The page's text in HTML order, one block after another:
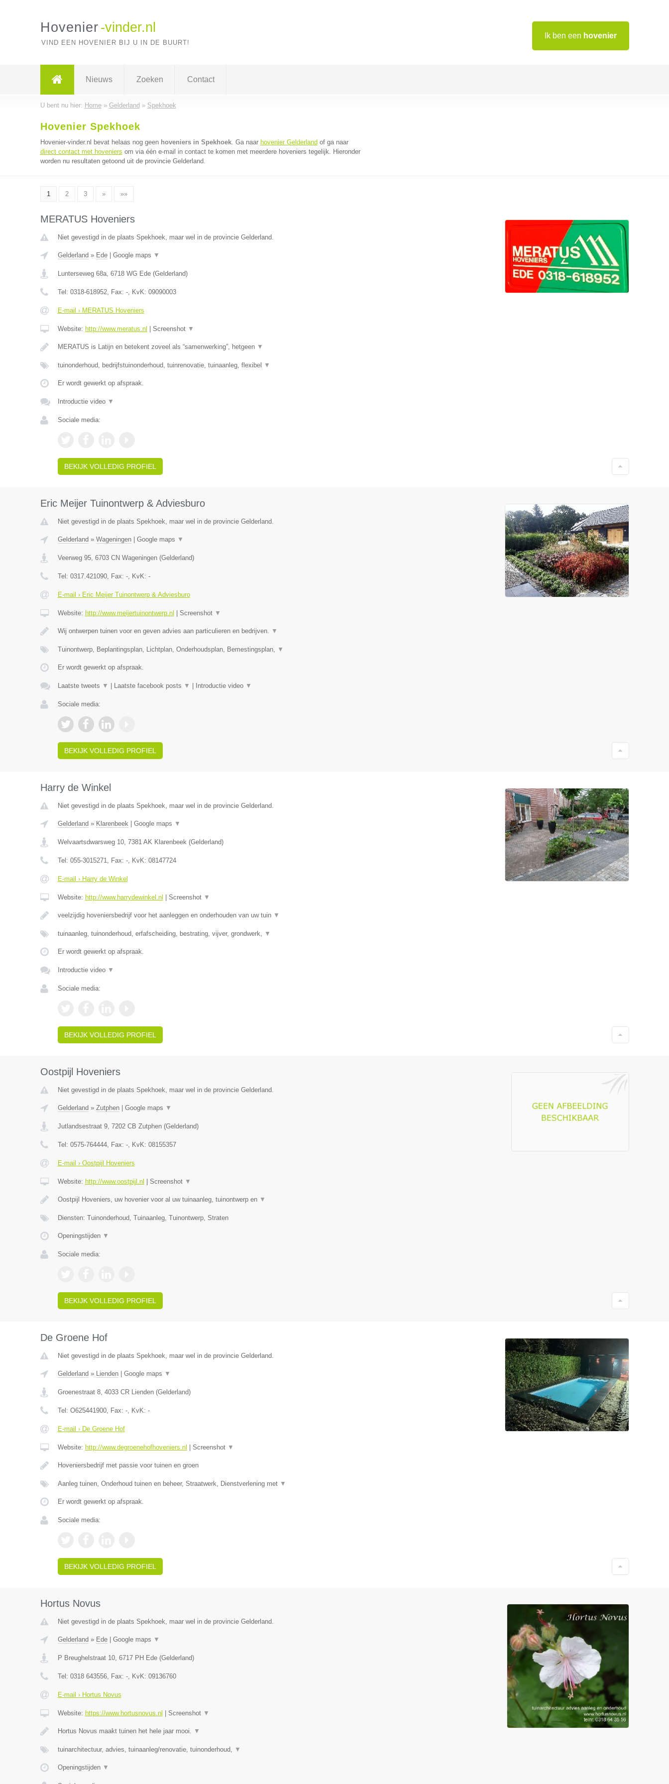
Ik ben een hovenier
Hovenier -vinder.nl
VIND EEN HOVENIER BIJ U IN DE BUURT!
Nieuws Zoeken Contact
U bent nu hier: Home» Gelderland » Spekhoek
Hovenier Spekhoek
Hovenier-vinder.nl bevat helaas nog geen hoveniers in Spekhoek. Ga naar hovenier Gelderland of ga naar
direct contact met hoveniers om via één e-mail in contact te komen met meerdere hoveniers tegelijk. Hieronder
worden nu resultaten getoond uit de provincie Gelderland.
1 2 3 » »»
MERATUS Hoveniers
Niet gevestigd in de plaats Spekhoek, maar wel in de provincie Gelderland.
Gelderland » Ede| Google maps ▼
Lunterseweg 68a, 6718 WG Ede(Gelderland)
Tel: 0318-618952, Fax: -, KvK: 09090003
E-mail › MERATUS Hoveniers
Website: http://www.meratus.nl Screenshot ▼
MERATUS is Latijn en betekent zoveel als “samenwerking”, hetgeen ▼
tuinonderhoud, bedrijfstuinonderhoud, tuinrenovatie, tuinaanleg, flexibel ▼
Er wordt gewerkt op afspraak.
Introductie video ▼
Sociale media:
BEKIJK VOLLEDIG PROFIEL
Eric Meijer Tuinontwerp & Adviesburo
Niet gevestigd in de plaats Spekhoek, maar wel in de provincie Gelderland.
Gelderland » Wageningen| Google maps ▼
Veerweg 95, 6703 CN Wageningen(Gelderland)
Tel: 0317.421090, Fax: -, KvK: -
E-mail › Eric Meijer Tuinontwerp & Adviesburo
Website: http://www.meijertuinontwerp.nl Screenshot ▼
Wij ontwerpen tuinen voor en geven advies aan particulieren en bedrijven. ▼
Tuinontwerp, Beplantingsplan, Lichtplan, Onderhoudsplan, Bemestingsplan, ▼
Er wordt gewerkt op afspraak.
Laatste tweets ▼ Laatste facebook posts ▼ Introductie video ▼
Sociale media:
BEKIJK VOLLEDIG PROFIEL
Harry de Winkel
Niet gevestigd in de plaats Spekhoek, maar wel in de provincie Gelderland.
Gelderland » Klarenbeek| Google maps ▼
Welvaartsdwarsweg 10, 7381 AK Klarenbeek(Gelderland)
Tel: 055-3015271, Fax: -, KvK: 08147724
E-mail › Harry de Winkel
Website: http://www.harrydewinkel.nl Screenshot ▼
veelzijdig hoveniersbedrijf voor het aanleggen en onderhouden van uw tuin ▼
tuinaanleg, tuinonderhoud, erfafscheiding, bestrating, vijver, grondwerk, ▼
Er wordt gewerkt op afspraak.
Introductie video ▼
Sociale media:
BEKIJK VOLLEDIG PROFIEL
Oostpijl Hoveniers
Niet gevestigd in de plaats Spekhoek, maar wel in de provincie Gelderland.
Gelderland » Zutphen| Google maps ▼
Jutlandsestraat 9, 7202 CB Zutphen(Gelderland)
Tel: 0575-764444, Fax: -, KvK: 08155357
E-mail › Oostpijl Hoveniers
Website: http://www.oostpijl.nl Screenshot ▼
Oostpijl Hoveniers, uw hovenier voor al uw tuinaanleg, tuinontwerp en ▼
Diensten: Tuinonderhoud, Tuinaanleg, Tuinontwerp, Straten
Openingstijden ▼
Sociale media:
BEKIJK VOLLEDIG PROFIEL
De Groene Hof
Niet gevestigd in de plaats Spekhoek, maar wel in de provincie Gelderland.
Gelderland » Lienden| Google maps ▼
Groenestraat 8, 4033 CR Lienden(Gelderland)
Tel: O625441900, Fax: -, KvK: -
E-mail › De Groene Hof
Website: http://www.degroenehofhoveniers.nl Screenshot ▼
Hoveniersbedrijf met passie voor tuinen en groen
Aanleg tuinen, Onderhoud tuinen en beheer, Straatwerk, Dienstverlening met ▼
Er wordt gewerkt op afspraak.
Sociale media:
BEKIJK VOLLEDIG PROFIEL
Hortus Novus
Niet gevestigd in de plaats Spekhoek, maar wel in de provincie Gelderland.
Gelderland » Ede| Google maps ▼
P Breughelstraat 10, 6717 PH Ede(Gelderland)
Tel: 0318 643556, Fax: -, KvK: 09136760
E-mail › Hortus Novus
Website: https://www.hortusnovus.nl Screenshot ▼
Hortus Novus maakt tuinen het hele jaar mooi. ▼
tuinarchitectuur, advies, tuinaanleg/renovatie, tuinonderhoud, ▼
Openingstijden ▼